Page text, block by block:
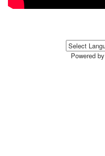
Powered by